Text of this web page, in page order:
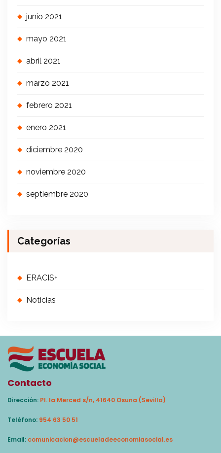
junio 2021
mayo 2021
abril 2021
marzo 2021
febrero 2021
enero 2021
diciembre 2020
noviembre 2020
septiembre 2020
Categorías
ERACIS+
Noticias
Contacto
Dirección: Pl. la Merced s/n, 41640 Osuna (Sevilla)
Teléfono: 954 63 50 51
Email: comunicacion@escueladeeconomiasocial.es